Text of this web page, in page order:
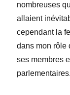
nombreuses
allaient
cependant la
dans mon rôle
ses membres
parlementaires.